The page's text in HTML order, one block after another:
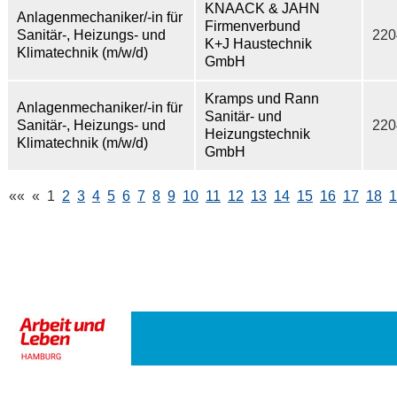
Anlagenmechaniker/-in für
Sanitär-, Heizungs- und
Klimatechnik (m/w/d)
KNAACK & JAHN
Firmenverbund
K+J Haustechnik
GmbH
Anlagenmechaniker/-in für
Sanitär-, Heizungs- und
Klimatechnik (m/w/d)
Kramps und Rann
Sanitär- und
Heizungstechnik
GmbH
«« « 1 2 3 4 5 6 7 8 9 10 11 12 13 14 15 16 17 18